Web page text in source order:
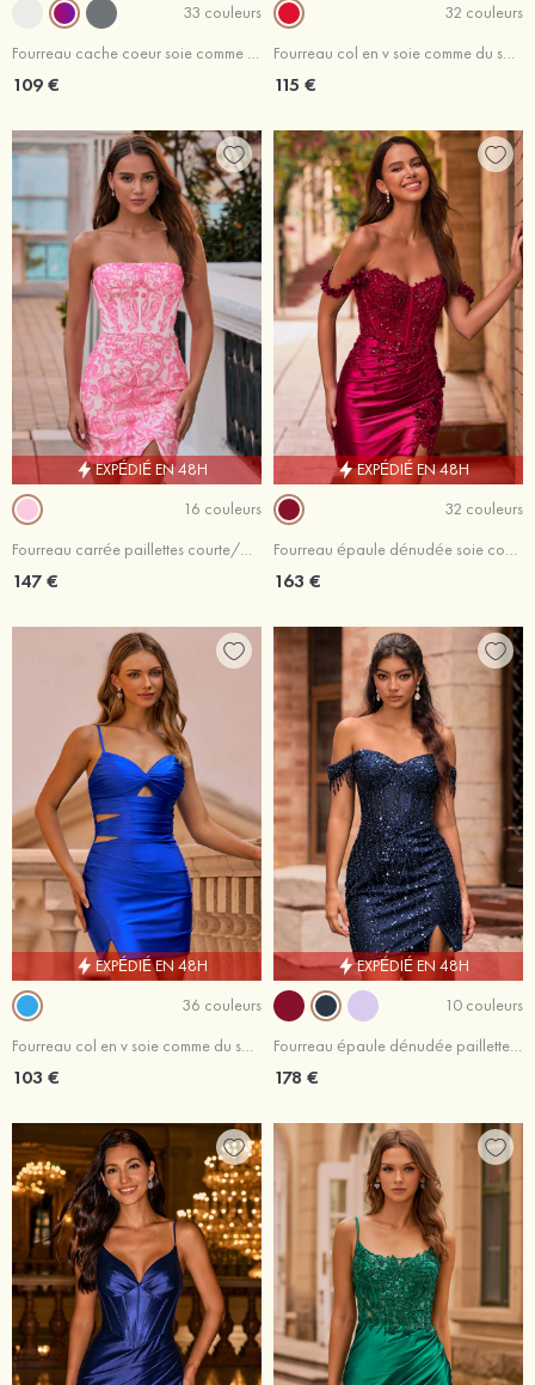
33 couleurs
109 €
32 couleurs
115 €
EXPÉDIÉ EN 48H
16 couleurs
Fourreau carrée paillettes courte/mini robe de fête de la rentrée avec perles fendue
147 €
EXPÉDIÉ EN 48H
32 couleurs
Fourreau épaule dénudée soie comme du satin courte/mini robe de fête de la rentré avec fleurs paillettes
163 €
EXPÉDIÉ EN 48H
36 couleurs
Fourreau col en v soie comme du satin courte/mini robe de fête de la rentré avec plissé fendue
103 €
EXPÉDIÉ EN 48H
10 couleurs
Fourreau épaule dénudée paillettes courte/mini robe de fête de la rentrée avec fendue frange
178 €